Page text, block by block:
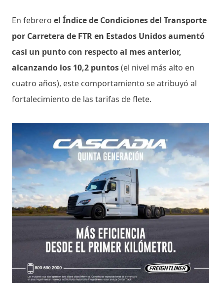
En febrero el Índice de Condiciones del Transporte
por Carretera de FTR en Estados Unidos aumentó
casi un punto con respecto al mes anterior,
alcanzando los 10,2 puntos(el nivel más alto en
cuatro años), este comportamiento se atribuyó al
fortalecimiento de las tarifas de flete.